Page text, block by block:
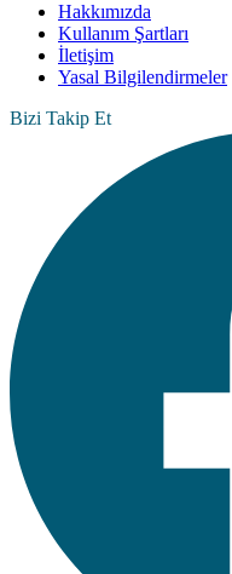
Hakkımızda
Kullanım Şartları
İletişim
Yasal Bilgilendirmeler
Bizi Takip Et